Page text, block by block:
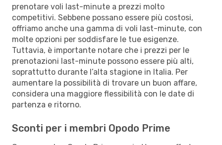
prenotare voli last-minute a prezzi molto
competitivi. Sebbene possano essere più costosi,
offriamo anche una gamma di voli last-minute, con
molte opzioni per soddisfare le tue esigenze.
Tuttavia, è importante notare che i prezzi per le
prenotazioni last-minute possono essere più alti,
soprattutto durante l’alta stagione in Italia. Per
aumentare la possibilità di trovare un buon affare,
considera una maggiore flessibilità con le date di
partenza e ritorno.
Sconti per i membri Opodo Prime